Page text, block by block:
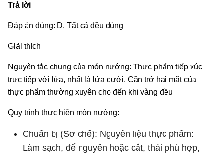
Trả lời
Đáp án đúng: D. Tất cả đều đúng
Giải thích
Nguyên tắc chung của món nướng: Thực phẩm tiếp xúc
trực tiếp với lửa, nhất là lửa dưới. Cần trở hai mặt của
thực phẩm thường xuyên cho đến khi vàng đều
Quy trình thực hiện món nướng:
Chuẩn bị (Sơ chế): Nguyên liệu thực phẩm:
Làm sạch, để nguyên hoặc cắt, thái phù hợp,